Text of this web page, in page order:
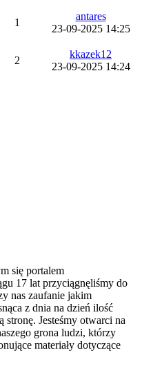
1
antares
23-09-2025 14:25
2
kkazek12
23-09-2025 14:24
się portalem
17 lat przyciągnęliśmy do
nas zaufanie jakim
z dnia na dzień ilość
Jesteśmy otwarci na
grona ludzi, którzy
materiały dotyczące